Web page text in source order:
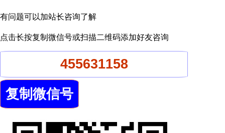
有问题可以加站长咨询了解
点击长按复制微信号或扫描二维码添加好友咨询